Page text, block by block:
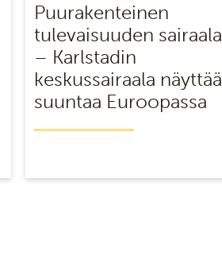
Puurakenteinen
tulevaisuuden sairaala
– Karlstadin
keskussairaala näyttää
suuntaa Euroopassa